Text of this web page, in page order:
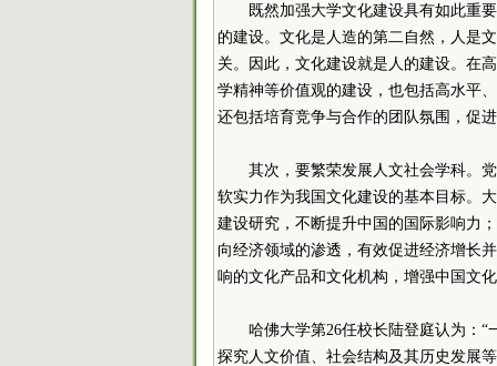
既然加强大学文化建设具有如此重
的建设。文化是人造的第二自然，人是
关。因此，文化建设就是人的建设。在
学精神等价值观的建设，也包括高水平
还包括培育竞争与合作的团队氛围，促
其次，要繁荣发展人文社会学科。
软实力作为我国文化建设的基本目标。
建设研究，不断提升中国的国际影响力
向经济领域的渗透，有效促进经济增长
响的文化产品和文化机构，增强中国文
哈佛大学第26任校长陆登庭认为：
探究人文价值、社会结构及其历史发展